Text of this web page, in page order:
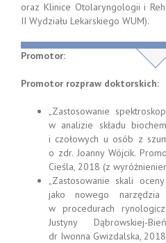
oraz Klinice Otolaryngologii i
II Wydziału Lekarskiego WUM).
Promotor:
Promotor rozpraw doktorskich:
„Zastosowanie
w analizie składu
i czołowych u osób z
o zdr. Joanny Wójcik.
Cieśla, 2018 (z
„Zastosowanie skali
jako nowego
w procedurach
Justyny Dąbrowskiej-
dr Iwonna Gwizdalska,